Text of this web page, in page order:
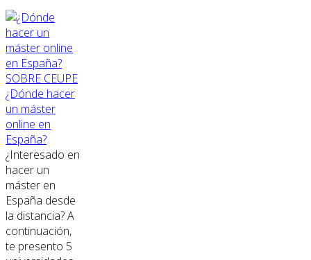
SOBRE CEUPE
¿Dónde hacer
un máster
online en
España?
¿Interesado en
hacer un
máster en
España desde
la distancia? A
continuación,
te presento 5